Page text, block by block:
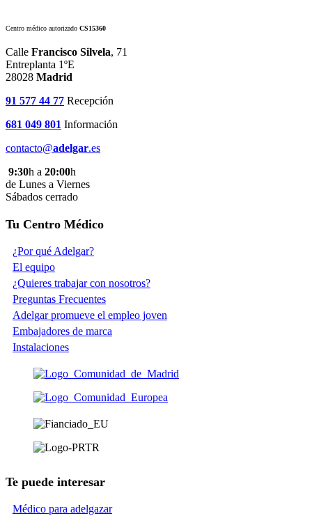
Centro médico autorizado CS15360
Calle Francisco Silvela, 71
Entreplanta 1ºE
28028 Madrid
91 577 44 77 Recepción
681 049 801 Información
contacto@adelgar.es
9:30h a 20:00h
de Lunes a Viernes
Sábados cerrado
Tu Centro Médico
¿Por qué Adelgar?
El equipo
¿Quieres trabajar con nosotros?
Preguntas Frecuentes
Adelgar promueve el empleo joven
Embajadores de marca
Instalaciones
Te puede interesar
Médico para adelgazar